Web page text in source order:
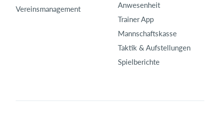
Vereinsmanagement
Anwesenheit
Trainer App
Mannschaftskasse
Taktik & Aufstellungen
Spielberichte